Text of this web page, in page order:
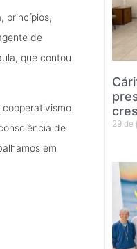
princípios,
de
que contou
cooperativismo
de
em
29 de